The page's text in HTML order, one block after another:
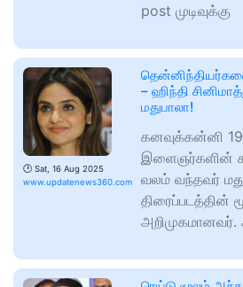
post முடிவுக்கு
🕑 Sat, 16 Aug 2025
www.updatenews360.com
– ஹிந்தி
மதுபாலா!
கனவுக்கன்னி
இளைஞர்களின்
வலம் வந்தவர்
திரைப்படத்தின்